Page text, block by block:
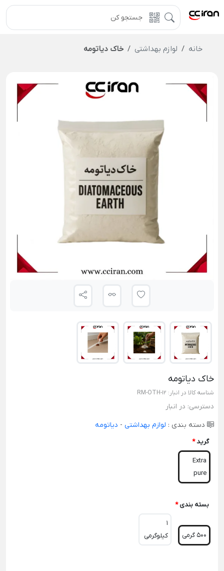
خانه لوازم بهداشتی خاک دیاتومه
خاک دیاتومه
شناسه کالا در انبار: RM-OTH-12
دسترسی: در انبار
دسته بندی : لوازم بهداشتی - دیاتومه
گرید*
Extra
pure
بسته بندی *
500 گرمی
1
کیلوگرمی